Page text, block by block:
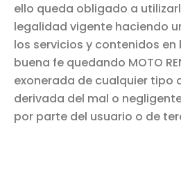
ello queda obligado a
legalidad vigente haciendo
los servicios y contenidos
buena fe quedando MOTO
exonerada de cualquier tipo
derivada del mal o
por parte del usuario o de